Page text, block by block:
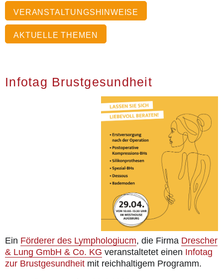
VERANSTALTUNGSHINWEISE
AKTUELLE THEMEN
Infotag Brustgesundheit
Ein Förderer des Lymphologiucm, die Firma Drescher
& Lung GmbH & Co. KG veranstaltetet einen Infotag
zur Brustgesundheit mit reichhaltigem Programm.